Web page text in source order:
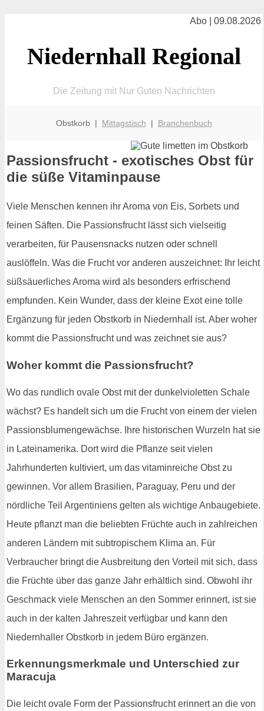
Abo | 09.08.2026
Niedernhall Regional
Die Zeitung mit Nur Guten Nachrichten
Obstkorb | Mittagstisch | Branchenbuch
Passionsfrucht - exotisches Obst für
die süße Vitaminpause
Viele Menschen kennen ihr Aroma von Eis, Sorbets und
feinen Säften. Die Passionsfrucht lässt sich vielseitig
verarbeiten, für Pausensnacks nutzen oder schnell
auslöffeln. Was die Frucht vor anderen auszeichnet: Ihr leicht
süßsäuerliches Aroma wird als besonders erfrischend
empfunden. Kein Wunder, dass der kleine Exot eine tolle
Ergänzung für jeden Obstkorb in Niedernhall ist. Aber woher
kommt die Passionsfrucht und was zeichnet sie aus?
Woher kommt die Passionsfrucht?
Wo das rundlich ovale Obst mit der dunkelvioletten Schale
wächst? Es handelt sich um die Frucht von einem der vielen
Passionsblumengewächse. Ihre historischen Wurzeln hat sie
in Lateinamerika. Dort wird die Pflanze seit vielen
Jahrhunderten kultiviert, um das vitaminreiche Obst zu
gewinnen. Vor allem Brasilien, Paraguay, Peru und der
nördliche Teil Argentiniens gelten als wichtige Anbaugebiete.
Heute pflanzt man die beliebten Früchte auch in zahlreichen
anderen Ländern mit subtropischem Klima an. Für
Verbraucher bringt die Ausbreitung den Vorteil mit sich, dass
die Früchte über das ganze Jahr erhältlich sind. Obwohl ihr
Geschmack viele Menschen an den Sommer erinnert, ist sie
auch in der kalten Jahreszeit verfügbar und kann den
Niedernhaller Obstkorb in jedem Büro ergänzen.
Erkennungsmerkmale und Unterschied zur
Maracuja
Die leicht ovale Form der Passionsfrucht erinnert an die von